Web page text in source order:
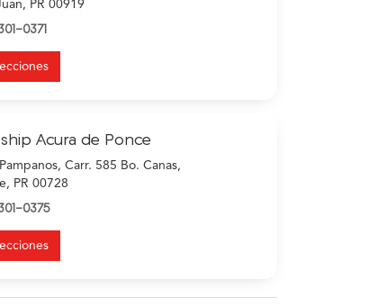
PR 00919
0371
Acura de Ponce
Carr. 585 Bo. Canas,
PR 00728
0375